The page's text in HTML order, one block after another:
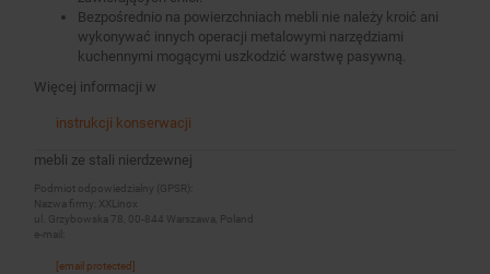
Bezpośrednio na powierzchniach mebli nie należy kroić ani
wykonywać innych operacji metalowymi narzędziami
kuchennymi mogącymi uszkodzić warstwę pasywną.
Więcej informacji w
instrukcji konserwacji
mebli ze stali nierdzewnej
Podmiot odpowiedzialny (GPSR):
Nazwa firmy: XXLinox
ul. Grzybowska 78, 00-844 Warszawa, Poland
e-mail:
[email protected]